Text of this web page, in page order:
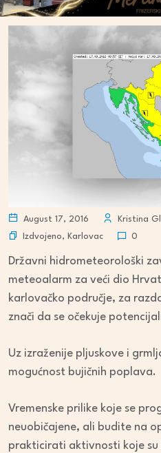
August 17, 2016
Kristina
Izdvojeno, Karlovac 0
Državni hidrometeorološki
meteoalarm za veći dio
karlovačko područje, za
znači da se očekuje
Uz izraženije pljuskove i
mogućnost bujičnih poplava.
Vremenske prilike koje se
neuobičajene, ali budite na
prakticirati aktivnosti koje su